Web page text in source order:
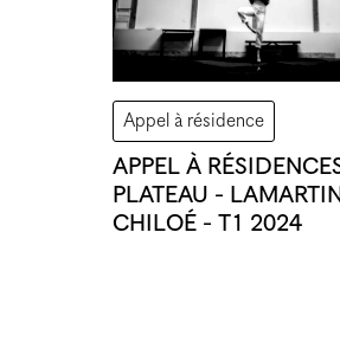
Appel à résidence
APPEL À
PLATEAU -
CHILOÉ - T1 2024